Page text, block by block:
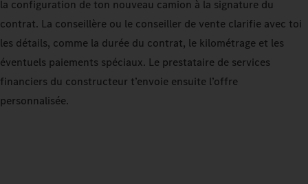
la configuration de ton nouveau camion à la signature du
contrat. La conseillère ou le conseiller de vente clarifie avec toi
les détails, comme la durée du contrat, le kilométrage et les
éventuels paiements spéciaux. Le prestataire de services
financiers du constructeur t’envoie ensuite l’offre
personnalisée.